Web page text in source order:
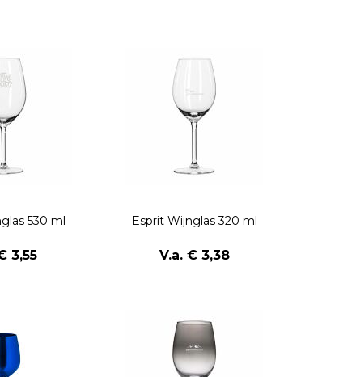
530 ml
3,55
Esprit Wijnglas 320 ml
V.a. € 3,38